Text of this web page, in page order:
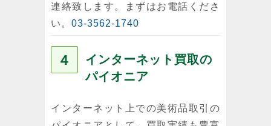
連絡致します。まずはお電話くださ
い。 03-3562-1740
４
インターネット買取の
パイオニア
インターネット上での美術品取引の